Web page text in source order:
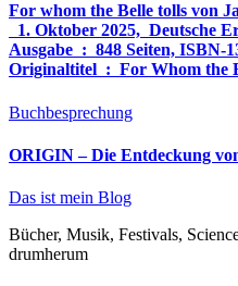
For whom the Belle tolls von
1. Oktober 2025, ‎ Deutsche
Ausgabe ‏ : ‎ 848 Seiten, ISBN-13 ‏ : ‎ 978-3764533694,
Originaltitel ‏ : ‎ For
Buchbesprechung
ORIGIN – Die Entdeckung
Das ist mein Blog
Bücher, Musik, Festivals,
drumherum